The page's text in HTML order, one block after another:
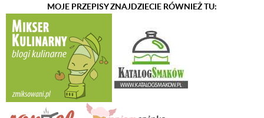
MOJE PRZEPISY ZNAJDZIECIE RÓWNIEŻ TU: